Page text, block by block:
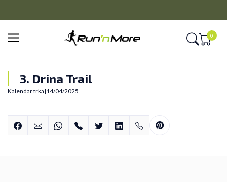
0
3. Drina Trail
Kalendar trka|14/04/2025